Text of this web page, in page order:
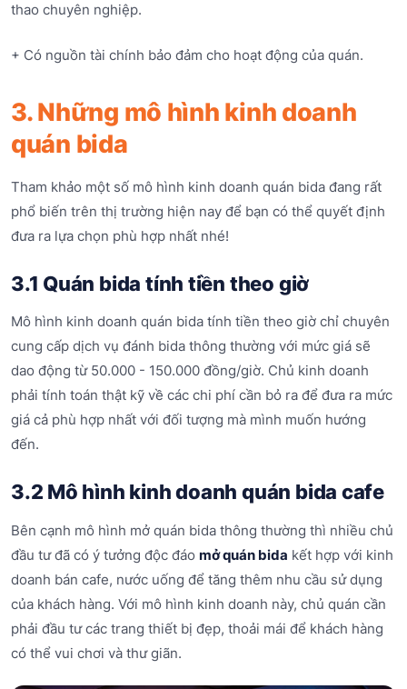
thao chuyên nghiệp.
+ Có nguồn tài chính bảo đảm cho hoạt động của quán.
3. Những mô hình kinh doanh
quán bida
Tham khảo một số mô hình kinh doanh quán bida đang rất
phổ biến trên thị trường hiện nay để bạn có thể quyết định
đưa ra lựa chọn phù hợp nhất nhé!
3.1 Quán bida tính tiền theo giờ
Mô hình kinh doanh quán bida tính tiền theo giờ chỉ chuyên
cung cấp dịch vụ đánh bida thông thường với mức giá sẽ
dao động từ 50.000 - 150.000 đồng/giờ. Chủ kinh doanh
phải tính toán thật kỹ về các chi phí cần bỏ ra để đưa ra mức
giá cả phù hợp nhất với đối tượng mà mình muốn hướng
đến.
3.2 Mô hình kinh doanh quán bida cafe
Bên cạnh mô hình mở quán bida thông thường thì nhiều chủ
đầu tư đã có ý tưởng độc đáo mở quán bida kết hợp với kinh
doanh bán cafe, nước uống để tăng thêm nhu cầu sử dụng
của khách hàng. Với mô hình kinh doanh này, chủ quán cần
phải đầu tư các trang thiết bị đẹp, thoải mái để khách hàng
có thể vui chơi và thư giãn.